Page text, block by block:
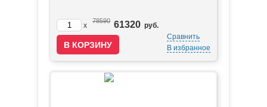
x
78590 61320 руб.
Сравнить
В избранное